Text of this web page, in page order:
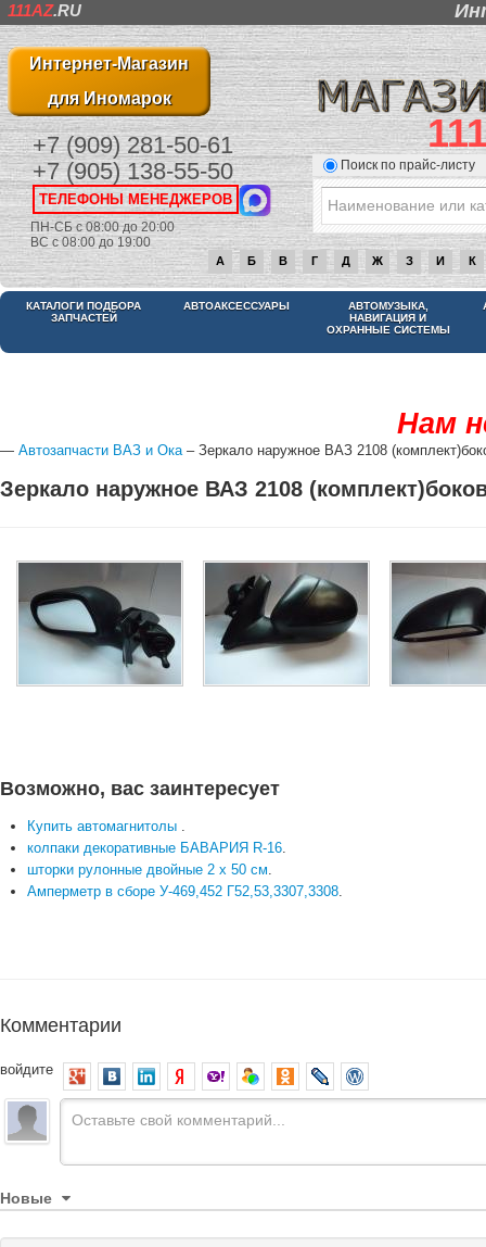
111AZ.RU
Интернет-Магазин
для Иномарок
+7 (909) 281-50-61
+7 (905) 138-55-50
ТЕЛЕФОНЫ МЕНЕДЖЕРОВ
ПН-СБ с 08:00 до 20:00
ВС с 08:00 до 19:00
Поиск по прайс-листу
А Б В Г Д Ж З И К
КАТАЛОГИ ПОДБОРА
ЗАПЧАСТЕЙ
АВТОАКСЕССУАРЫ
АВТОМУЗЫКА,
НАВИГАЦИЯ И
ОХРАННЫЕ СИСТЕМЫ
Нам
— Автозапчасти ВАЗ и Ока– Зеркало наружное ВАЗ 2108
Зеркало наружное ВАЗ 2108
Возможно, вас заинтересует
Купить автомагнитолы .
колпаки декоративные БАВАРИЯ R-16.
шторки рулонные двойные 2 х 50 см.
Амперметр в сборе У-469,452 Г52,53,3307,3308.
Комментарии
войдите
Новые